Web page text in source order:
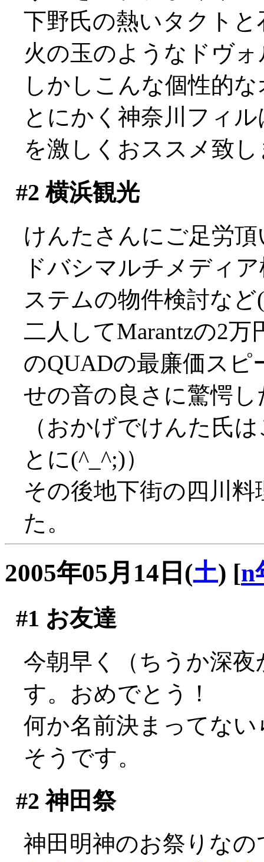
下野氏の熱いタクト
火の玉のようなドヴ
しかしこんな個性的
とにかく神奈川フィ
を激しくおススメ致
#2 横浜観光
けんたさんにご足労
ドバシマルチメディ
ステムの物件検討など
二人してMarantzの2
のQUADの最廉価スピ
せの音の良さに驚愕し
（おかげでけんた氏
とに(^_^;)）
その後地下街の四川
た。
2005年05月14日(土) [n
#1 お友達
今朝早く（ちうか深
す。おめでとう！
何か名前決まってな
そうです。
#2 神田祭
神田明神のお祭りな